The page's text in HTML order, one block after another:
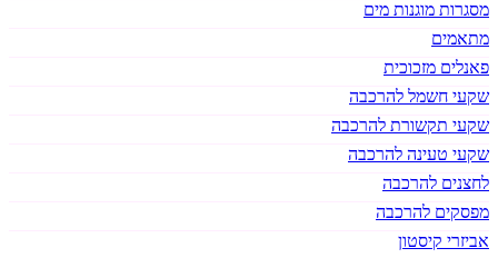
מסגרות מוגנות מים
מתאמים
פאנלים מזכוכית
שקעי חשמל להרכבה
שקעי תקשורת להרכבה
שקעי טעינה להרכבה
לחצנים להרכבה
מפסקים להרכבה
אביזרי קיסטון